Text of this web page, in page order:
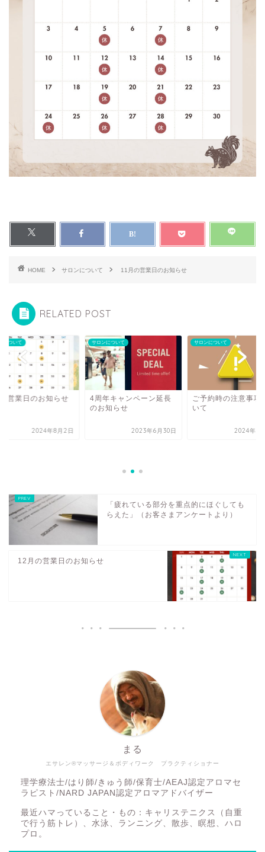
HOME サロンについて 11月の営業日のお知らせ
RELATED POST
について
営業日のお知らせ
2024年8月2日
サロンについて
4周年キャンペーン延長
のお知らせ
2023年6月30日
サロンについて
ご予約時の注意事項
いて
2024年6
「疲れている部分を重点的にほぐしても
らえた」（お客さまアンケートより）
12月の営業日のお知らせ
エサレン®マッサージ＆ボディワーク プラクティショナー
まる
理学療法士/はり師/きゅう師/保育士/AEAJ認定アロマセ
ラピスト/NARD JAPAN認定アロマアドバイザー
最近ハマっていること・もの：キャリステニクス（自重
で行う筋トレ）、水泳、ランニング、散歩、瞑想、ハロ
プロ。